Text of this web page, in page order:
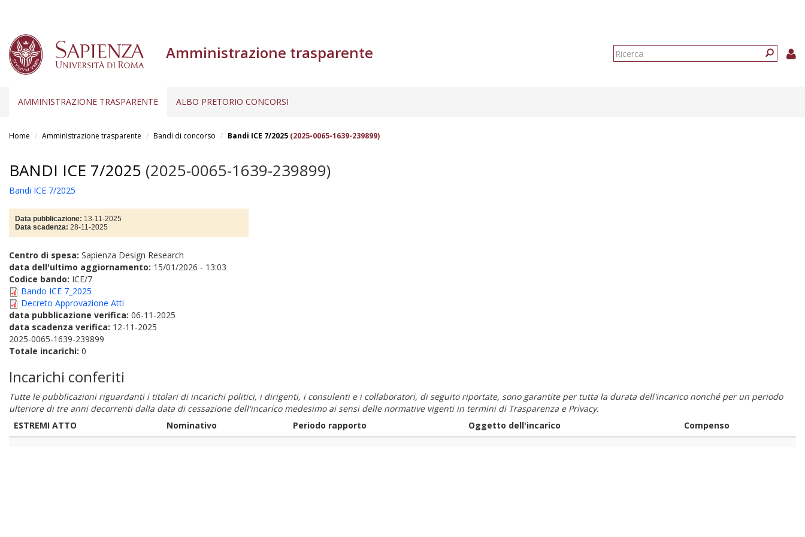
Amministrazione trasparente
Form
AMMINISTRAZIONE TRASPARENTE ALBO PRETORIO CONCORSI
Home Amministrazione trasparente Bandi di concorso Bandi ICE 7/2025 (2025-0065-1639-239899)
BANDI ICE 7/2025 (2025-0065-1639-239899)
Bandi ICE 7/2025
Data pubblicazione: 13-11-2025
Data scadenza: 28-11-2025
Centro di spesa: Sapienza Design Research
data dell'ultimo aggiornamento: 15/01/2026 - 13:03
Codice bando: ICE/7
Bando ICE 7_2025
Decreto Approvazione Atti
data pubblicazione verifica: 06-11-2025
data scadenza verifica: 12-11-2025
2025-0065-1639-239899
Totale incarichi: 0
Incarichi conferiti
Tutte le pubblicazioni riguardanti i titolari di incarichi politici, i dirigenti, i consulenti e i collaboratori, di seguito riportate, sono garantite per tutta la durata dell'incarico nonché per un periodo
ulteriore di tre anni decorrenti dalla data di cessazione dell'incarico medesimo ai sensi delle normative vigenti in termini di Trasparenza e Privacy.
ESTREMI ATTO
Nominativo Periodo rapporto Oggetto dell'incarico Compenso